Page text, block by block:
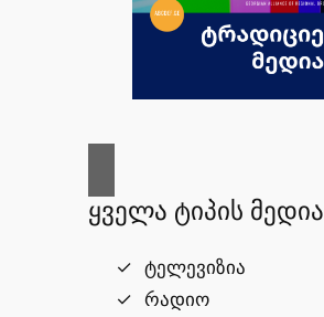
ყველა ტიპის მედია
ტელევიზია
რადიო